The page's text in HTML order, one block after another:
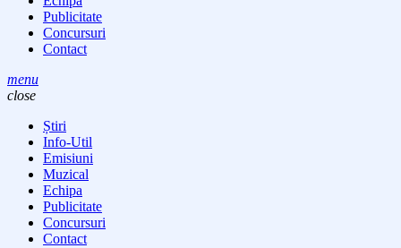
Publicitate
Concursuri
Contact
menu
close
Știri
Info-Util
Emisiuni
Muzical
Echipa
Publicitate
Concursuri
Contact